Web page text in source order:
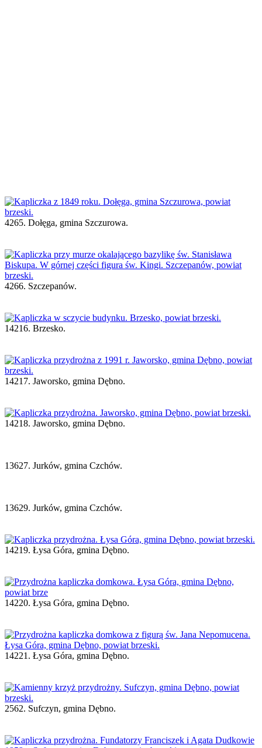
4265. Dołęga, gmina Szczurowa.
4266. Szczepanów.
14216. Brzesko.
14217. Jaworsko, gmina Dębno.
14218. Jaworsko, gmina Dębno.
13627. Jurków, gmina Czchów.
13629. Jurków, gmina Czchów.
14219. Łysa Góra, gmina Dębno.
14220. Łysa Góra, gmina Dębno.
14221. Łysa Góra, gmina Dębno.
2562. Sufczyn, gmina Dębno.